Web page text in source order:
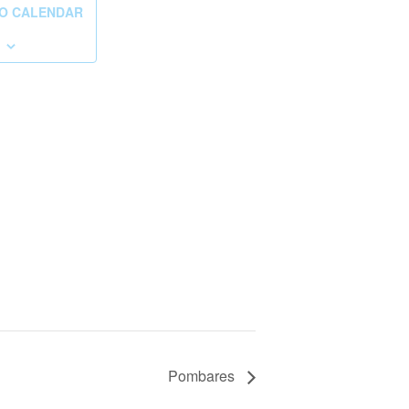
CALENDAR
Pombares